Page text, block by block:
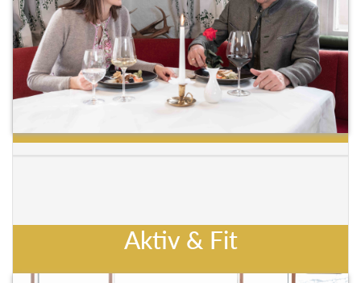
Aktiv & Fit